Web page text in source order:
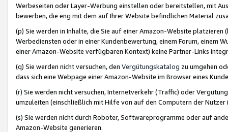
Werbeseiten oder Layer-Werbung einstellen oder bereitstellen, mit
bewerben, die eng mit dem auf Ihrer Website befindlichen Material
(p) Sie werden in Inhalte, die Sie auf einer Amazon-Website
Werbediensten oder in einer Kundenbewertung, einem Forum, einem
einer Amazon-Website verfügbaren Kontext) keine Partner-Links
(q) Sie werden nicht versuchen, den Vergütungskatalog zu umgehen
dass sich eine Webpage einer Amazon-Website im Browser eines
(r) Sie werden nicht versuchen, Internetverkehr (Traffic) oder
umzuleiten (einschließlich mit Hilfe von auf den Computern der
(s) Sie werden nicht durch Roboter, Softwareprogramme oder auf
Amazon-Website generieren.